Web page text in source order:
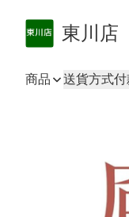
東川店
商品 送貨方式付